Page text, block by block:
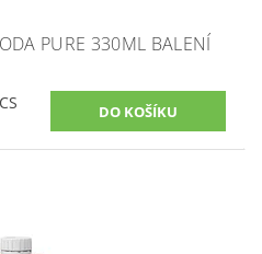
PURE 330ML BALENÍ